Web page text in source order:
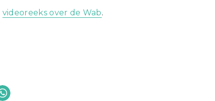
videoreeks over de Wab.